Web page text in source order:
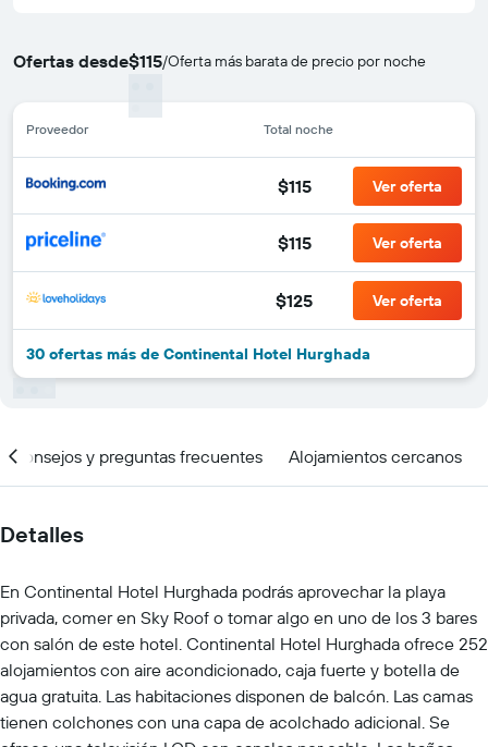
Ofertas desde$115/Oferta más barata de precio por noche
Proveedor Total noche
$115 Ver oferta
$115 Ver oferta
$125 Ver oferta
30 ofertas más de Continental Hotel Hurghada
Consejos y preguntas frecuentes Alojamientos cercanos
Detalles
En Continental Hotel Hurghada podrás aprovechar la playa
privada, comer en Sky Roof o tomar algo en uno de los 3 bares
con salón de este hotel. Continental Hotel Hurghada ofrece 252
alojamientos con aire acondicionado, caja fuerte y botella de
agua gratuita. Las habitaciones disponen de balcón. Las camas
tienen colchones con una capa de acolchado adicional. Se